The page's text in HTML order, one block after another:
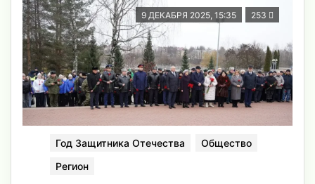
9 ДЕКАБРЯ 2025, 15:35 253
Год Защитника Отечества
Общество
Регион